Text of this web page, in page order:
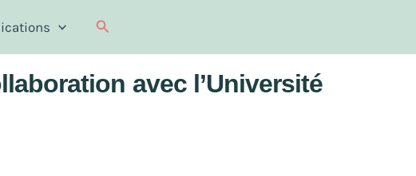
Recherche
avec l’Université